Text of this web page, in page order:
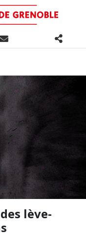
lève-